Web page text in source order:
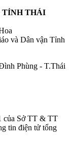
TỈNH THÁI
và Dân vận Tỉnh
Phùng - T.Thái
của Sở TT & TT
tin điện tử tổng